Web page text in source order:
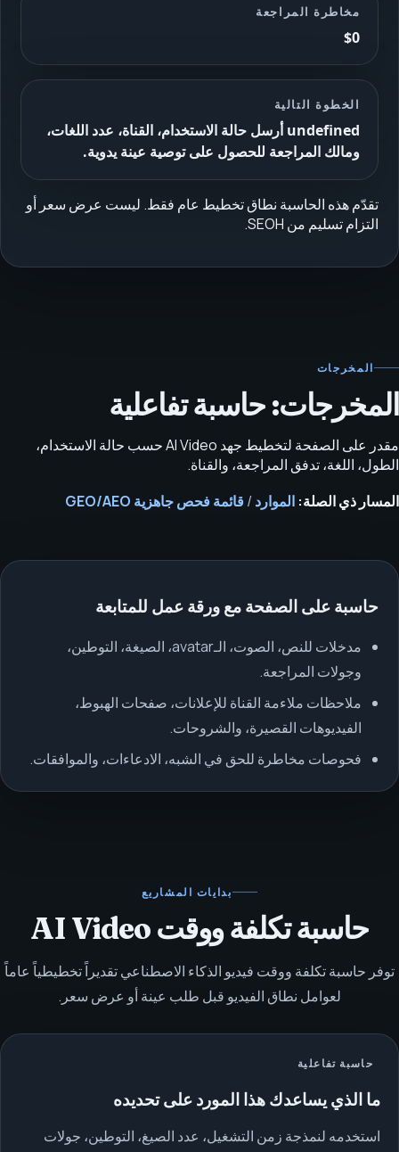
مخاطرة المراجعة
$0
الخطوة التالية
undefined أرسل حالة الاستخدام، القناة، عدد اللغات،
ومالك المراجعة للحصول على توصية عينة يدوية.
تقدّم هذه الحاسبة نطاق تخطيط عام فقط. ليست عرض سعر أو
التزام تسليم من SEOH.
المخرجات
المخرجات: حاسبة تفاعلية
مقدر على الصفحة لتخطيط جهد AI Video حسب حالة الاستخدام،
الطول، اللغة، تدفق المراجعة، والقناة.
المسار ذي الصلة: الموارد /قائمة فحص جاهزية GEO/AEO
حاسبة على الصفحة مع ورقة عمل للمتابعة
مدخلات للنص، الصوت، الـavatar، الصيغة، التوطين،
وجولات المراجعة.
ملاحظات ملاءمة القناة للإعلانات، صفحات الهبوط،
الفيديوهات القصيرة، والشروحات.
فحوصات مخاطرة للحق في الشبه، الادعاءات، والموافقات.
بدايات المشاريع
حاسبة تكلفة ووقت AI Video
توفر حاسبة تكلفة ووقت فيديو الذكاء الاصطناعي تقديراً تخطيطياً عاماً
لعوامل نطاق الفيديو قبل طلب عينة أو عرض سعر.
حاسبة تفاعلية
ما الذي يساعدك هذا المورد على تحديده
استخدمه لنمذجة زمن التشغيل، عدد الصيغ، التوطين، جولات